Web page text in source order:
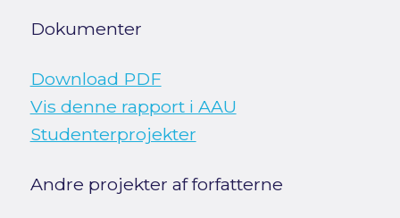
Dokumenter
Download PDF
Vis denne rapport i AAU
Studenterprojekter
Andre projekter af forfatterne